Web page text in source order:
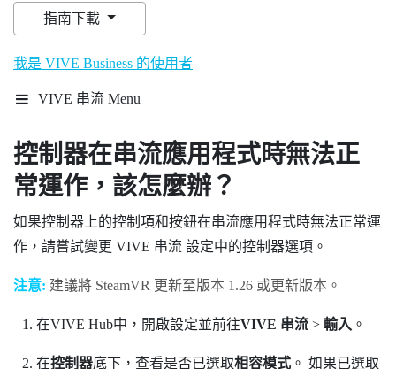
指南下載
我是 VIVE Business 的使用者
VIVE 串流 Menu
控制器在串流應用程式時無法正
常運作，該怎麼辦？
如果控制器上的控制項和按鈕在串流應用程式時無法正常運
作，請嘗試變更 VIVE 串流 設定中的控制器選項。
注意: 建議將 SteamVR 更新至版本 1.26 或更新版本。
在VIVE Hub中，開啟設定並前往VIVE 串流> 輸入 。
在控制器底下，查看是否已選取相容模式。 如果已選取